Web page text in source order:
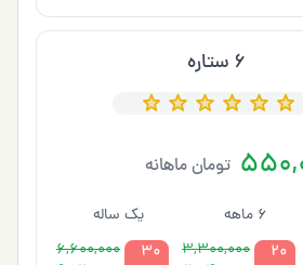
6 ستاره
تومان ماهانه
6 ماهه
20
3,300,000
یک ساله
30
6,600,000